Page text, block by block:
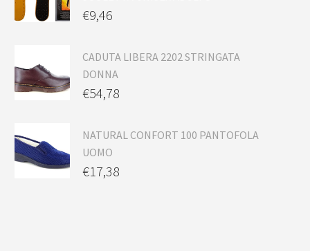
€9,46
CADUTA LIBERA 2202 STRINGATA
DONNA
€54,78
NATURAL CONFORT 100 PANTOFOLA
UOMO
€17,38